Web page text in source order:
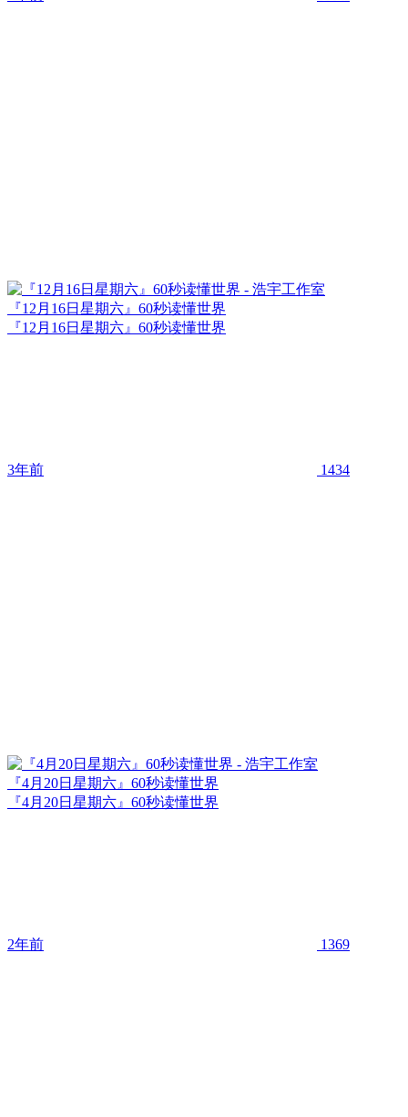
『12月16日星期六』60秒读懂世界
『12月16日星期六』60秒读懂世界
3年前 1434
『4月20日星期六』60秒读懂世界
『4月20日星期六』60秒读懂世界
2年前 1369